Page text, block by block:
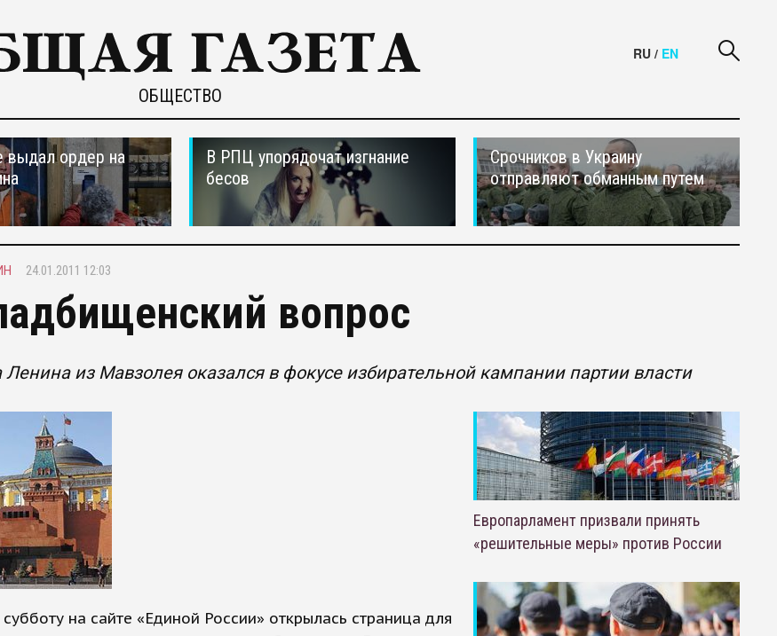
ОБЩЕСТВО
RU / EN
выдал ордер на
В РПЦ упорядочат изгнание
бесов
Срочников в Украину
отправляют обманным путем
24.01.2011 12:03
вопрос
Ленина из Мавзолея оказался в фокусе избирательной кампании партии власти
на сайте «Единой России» открылась страница для
Европарламент призвали принять
«решительные меры» против России